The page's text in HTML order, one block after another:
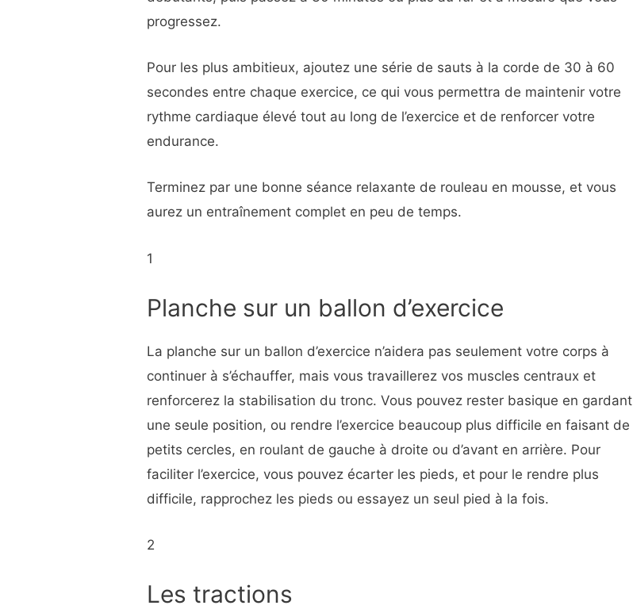
progressez.
Pour les plus ambitieux, ajoutez une série de sauts à la corde de 30 à 60
secondes entre chaque exercice, ce qui vous permettra de maintenir votre
rythme cardiaque élevé tout au long de l’exercice et de renforcer votre
endurance.
Terminez par une bonne séance relaxante de rouleau en mousse, et vous
aurez un entraînement complet en peu de temps.
1
Planche sur un ballon d’exercice
La planche sur un ballon d’exercice n’aidera pas seulement votre corps à
continuer à s’échauffer, mais vous travaillerez vos muscles centraux et
renforcerez la stabilisation du tronc. Vous pouvez rester basique en gardant
une seule position, ou rendre l’exercice beaucoup plus difficile en faisant de
petits cercles, en roulant de gauche à droite ou d’avant en arrière. Pour
faciliter l’exercice, vous pouvez écarter les pieds, et pour le rendre plus
difficile, rapprochez les pieds ou essayez un seul pied à la fois.
2
Les tractions